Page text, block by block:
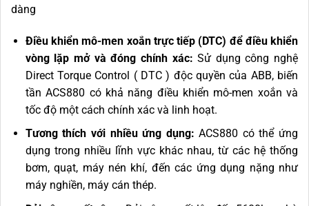
dàng
Điều khiển mô-men xoắn trực tiếp (DTC) để điều khiển
vòng lặp mở và đóng chính xác:Sử dụng công nghệ
Direct Torque Control ( DTC ) độc quyền của ABB, biến
tần ACS880 có khả năng điều khiển mô-men xoắn và
tốc độ một cách chính xác và linh hoạt.
Tương thích với nhiều ứng dụng: ACS880 có thể ứng
dụng trong nhiều lĩnh vực khác nhau, từ các hệ thống
bơm, quạt, máy nén khí, đến các ứng dụng nặng như
máy nghiền, máy cán thép.